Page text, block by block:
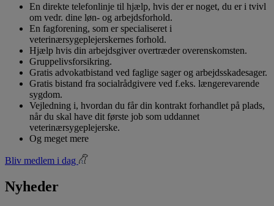
En direkte telefonlinje til hjælp, hvis der er noget, du er i tvivl
om vedr. dine løn- og arbejdsforhold.
En fagforening, som er specialiseret i
veterinærsygeplejerskernes forhold.
Hjælp hvis din arbejdsgiver overtræder overenskomsten.
Gruppelivsforsikring.
Gratis advokatbistand ved faglige sager og arbejdsskadesager.
Gratis bistand fra socialrådgivere ved f.eks. længerevarende
sygdom.
Vejledning i, hvordan du får din kontrakt forhandlet på plads,
når du skal have dit første job som uddannet
veterinærsygeplejerske.
Og meget mere
Bliv medlem i dag
Nyheder